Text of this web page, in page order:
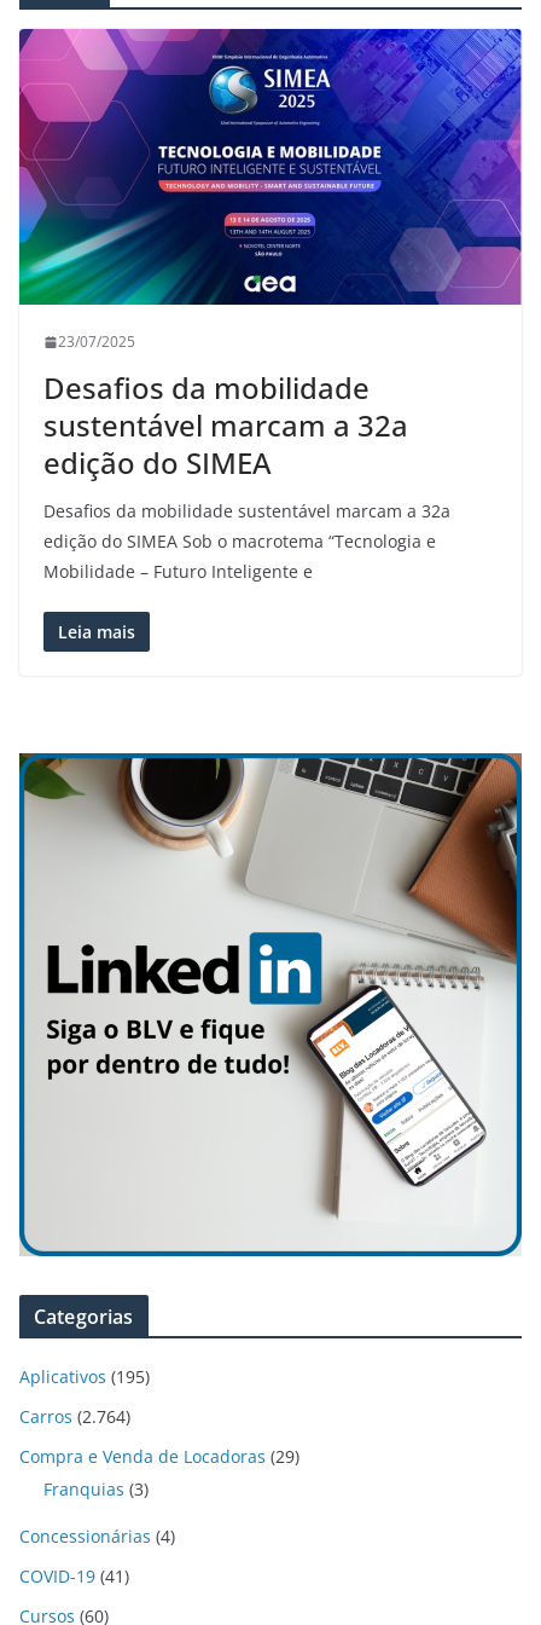
23/07/2025
Desafios da mobilidade
sustentável marcam a 32a
edição do SIMEA
Desafios da mobilidade sustentável marcam a 32a
edição do SIMEA Sob o macrotema “Tecnologia e
Mobilidade – Futuro Inteligente e
Leia mais
Categorias
Aplicativos (195)
Carros (2.764)
Compra e Venda de Locadoras (29)
Franquias (3)
Concessionárias (4)
COVID-19 (41)
Cursos (60)